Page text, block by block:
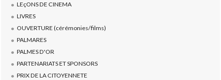
LEçONS DE CINEMA
LIVRES
OUVERTURE (cérémonies/films)
PALMARES
PALMES D'OR
PARTENARIATS ET SPONSORS
PRIX DE LA CITOYENNETE